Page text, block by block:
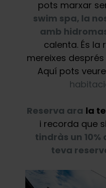
pots marxar
swim spa, la
amb
calenta. És la
mereixes
Aquí pots veure
Reserva ara la
i recorda que
tindràs un
teva